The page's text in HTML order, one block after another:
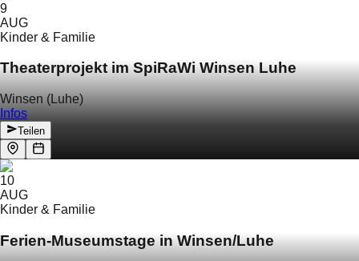
9
AUG
Kinder & Familie
Theaterprojekt im SpiRaWi Winsen Luhe
Winsen (Luhe)
Infos
Teilen
10
AUG
Kinder & Familie
Ferien-Museumstage in Winsen/Luhe